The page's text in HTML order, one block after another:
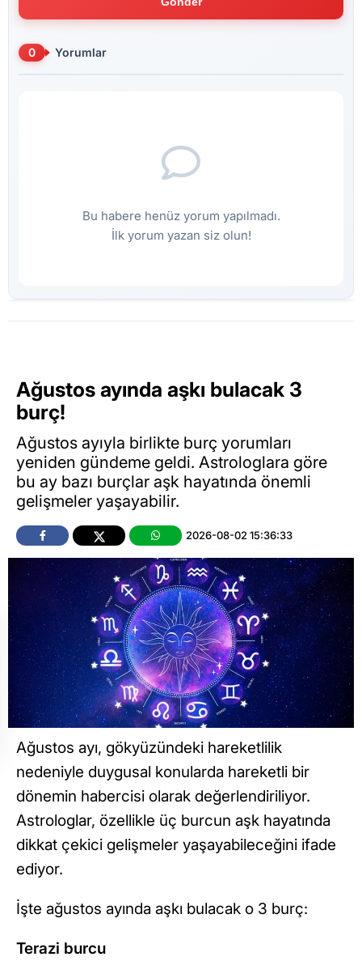
0 Yorumlar
Bu habere henüz yorum yapılmadı.
İlk yorum yazan siz olun!
Ağustos ayında aşkı bulacak 3
burç!
Ağustos ayıyla birlikte burç yorumları
yeniden gündeme geldi. Astrologlara göre
bu ay bazı burçlar aşk hayatında önemli
gelişmeler yaşayabilir.
2026-08-02 15:36:33
Ağustos ayı, gökyüzündeki hareketlilik
nedeniyle duygusal konularda hareketli bir
dönemin habercisi olarak değerlendiriliyor.
Astrologlar, özellikle üç burcun aşk hayatında
dikkat çekici gelişmeler yaşayabileceğini ifade
ediyor.
İşte ağustos ayında aşkı bulacak o 3 burç:
Terazi burcu